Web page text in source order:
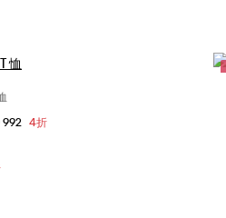
XXS
992 4折